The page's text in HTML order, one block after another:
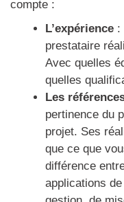
compte :
L’expérience :
prestataire
Avec quelles
quelles
Les
pertinence du
projet. Ses
que ce que
différence
applications